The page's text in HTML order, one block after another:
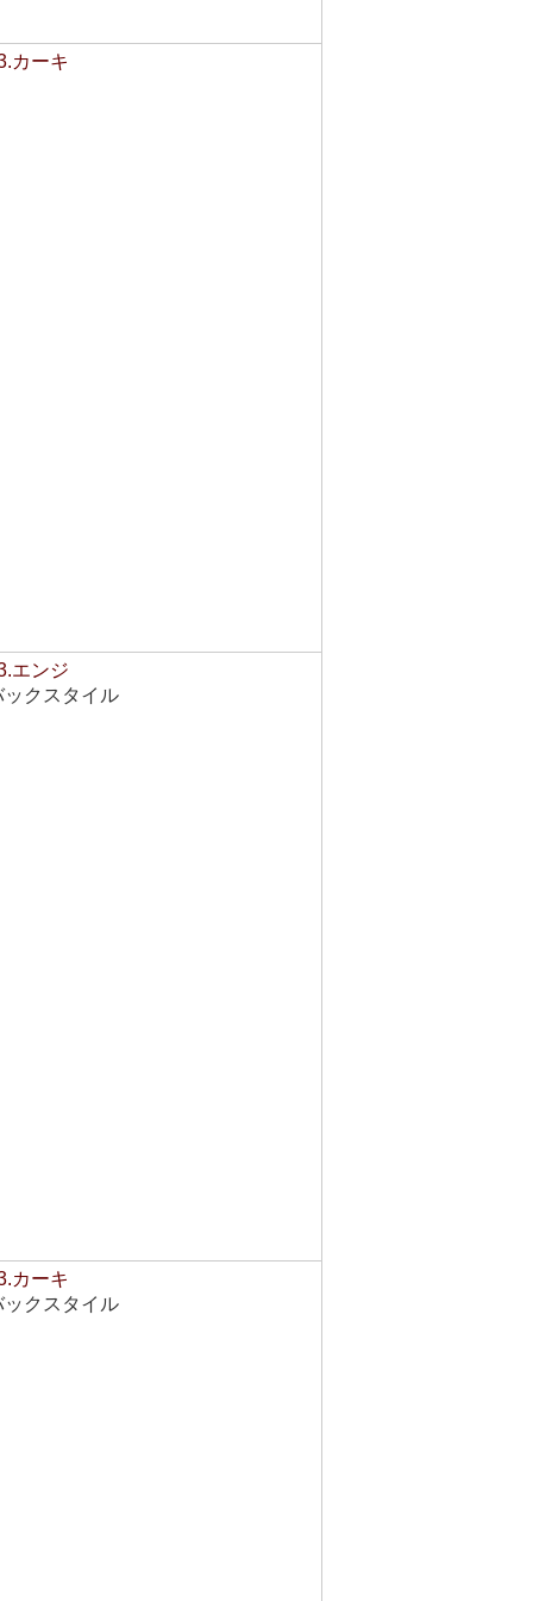
カーキ
エンジ
ックスタイル
カーキ
ックスタイル